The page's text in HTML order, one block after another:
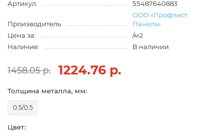
Артикул:
55487640883
Производитель:
ООО «Профлист
Панель»
Цена за:
/м2
Наличие:
В наличии
1458.05 р. 1224.76 р.
Толщина металла, мм:
0.5/0.5
Цвет: